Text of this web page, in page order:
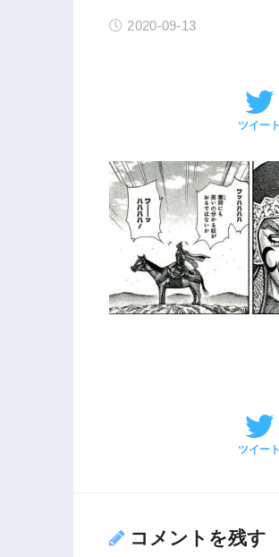
2020-09-13
ツイート
ツイート
コメントを残す